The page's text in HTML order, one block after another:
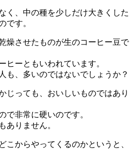
く、中の種を少しだけ大きくした
です。
燥させたものが生のコーヒー豆で
ヒーともいわれています。
も、多いのではないでしょうか？
じっても、おいしいものではあり
で非常に硬いのです。
ありません。
こからやってくるのかというと、